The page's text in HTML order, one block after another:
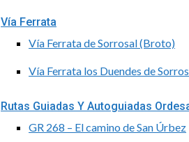
Vía Ferrata
Vía Ferrata de Sorrosal (Broto)
Vía Ferrata los Duendes de
Rutas Guiadas Y Autoguiadas
GR 268 – El camino de San Úrbez